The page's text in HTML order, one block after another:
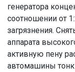
генератора
соотношении от
загрязнения.
аппарата
активную пену
автомашины